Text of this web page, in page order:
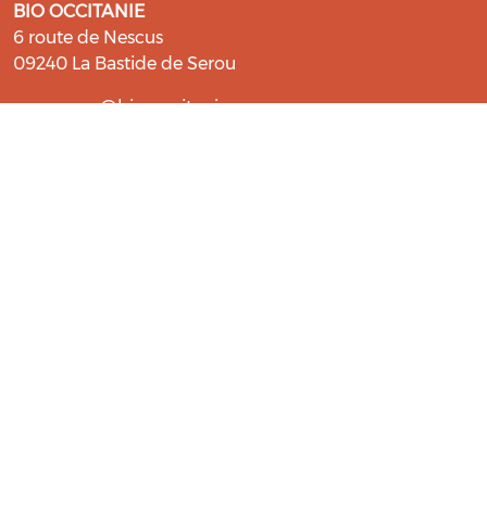
BIO OCCITANIE
6 route de Nescus
09240 La Bastide de Serou
ressources@bio-occitanie.org